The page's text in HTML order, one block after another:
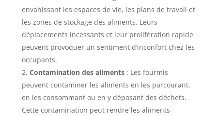
envahissant les espaces de vie, les plans de travail et
les zones de stockage des aliments. Leurs
déplacements incessants et leur prolifération rapide
peuvent provoquer un sentiment d’inconfort chez les
occupants.
Contamination des aliments: Les fourmis
peuvent contaminer les aliments en les parcourant,
en les consommant ou en y déposant des déchets.
Cette contamination peut rendre les aliments